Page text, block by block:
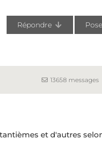
Répondre
13658 messages
et d'autres